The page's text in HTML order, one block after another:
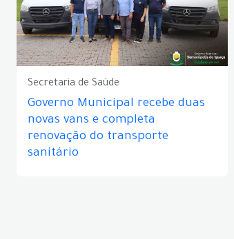
Secretaria de Saúde
Governo Municipal recebe duas
novas vans e completa
renovação do transporte
sanitário